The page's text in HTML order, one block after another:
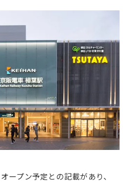
ープン予定との記載があり、